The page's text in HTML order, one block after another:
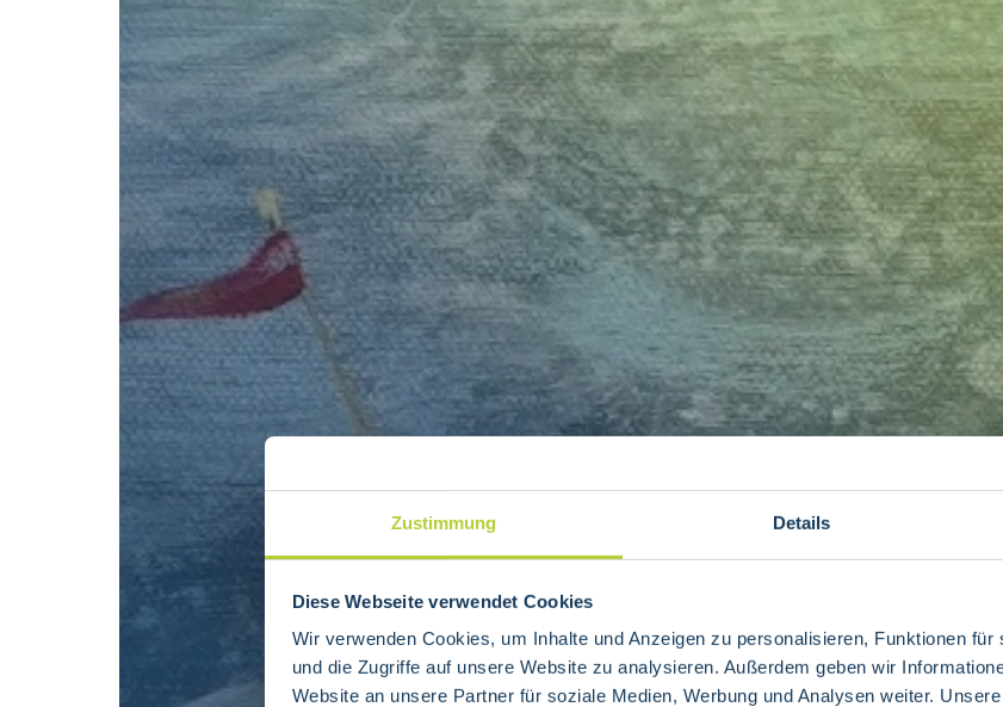
Zustimmung Details
Diese Webseite verwendet Cookies
Wir verwenden Cookies, um Inhalte und Anzeigen zu personalisieren, Funktionen
und die Zugriffe auf unsere Website zu analysieren. Außerdem geben wir
Website an unsere Partner für soziale Medien, Werbung und Analysen weiter.